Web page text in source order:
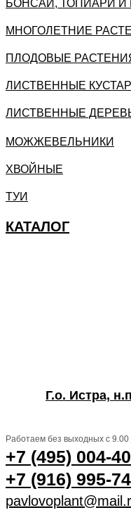
БОНСАИ, ТОПИАРИ И
МНОГОЛЕТНИЕ
ПЛОДОВЫЕ
ЛИСТВЕННЫЕ
ЛИСТВЕННЫЕ
МОЖЖЕВЕЛЬНИКИ
ХВОЙНЫЕ
ТУИ
КАТАЛОГ
Г.о. Истра,
Работаем без выходных с 9.00
+7 (495) 004-
+7 (916) 995-